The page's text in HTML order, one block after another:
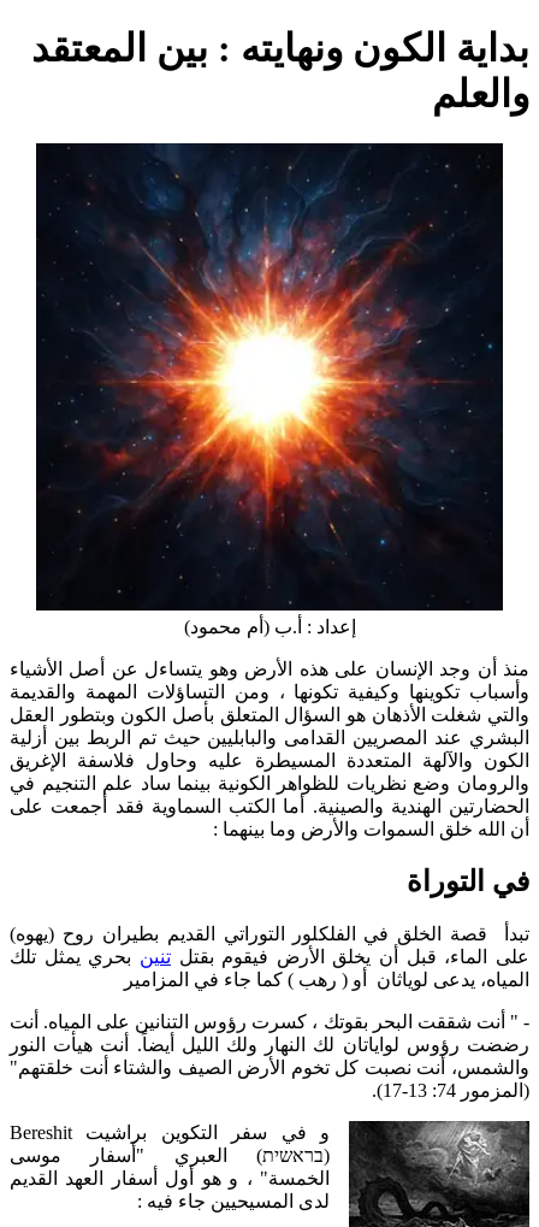
بداية الكون ونهايته : بين المعتقد
والعلم
إعداد : أ.ب (أم محمود)
منذ أن وجد الإنسان على هذه الأرض وهو يتساءل عن أصل الأشياء
وأسباب تكوينها وكيفية تكونها ، ومن التساؤلات المهمة والقديمة
والتي شغلت الأذهان هو السؤال المتعلق بأصل الكون وبتطور العقل
البشري عند المصريين القدامى والبابليين حيث تم الربط بين أزلية
الكون والآلهة المتعددة المسيطرة عليه وحاول فلاسفة الإغريق
والرومان وضع نظريات للظواهر الكونية بينما ساد علم التنجيم في
الحضارتين الهندية والصينية. أما الكتب السماوية فقد أجمعت على
أن الله خلق السموات والأرض وما بينهما :
في التوراة
تبدأ قصة الخلق في الفلكلور التوراتي القديم بطيران روح (يهوه)
على الماء، قبل أن يخلق الأرض فيقوم بقتلتنين بحري يمثل تلك
المياه، يدعى لوياثان أو ( رهب ) كما جاء في المزامير
- " أنت شققت البحر بقوتك ، كسرت رؤوس التنانين على المياه. أنت
رضضت رؤوس لواياتان لك النهار ولك الليل أيضاً. أنت هيأت النور
والشمس، أنت نصبت كل تخوم الأرض الصيف والشتاء أنت خلقتهم"
(المزمور 74: 13-17).
و في سفر التكوين براشيت Bereshit
(בראשית) العبري "أسفار موسى
الخمسة" ، و هو أول أسفار العهد القديم
لدى المسيحيين جاء فيه :